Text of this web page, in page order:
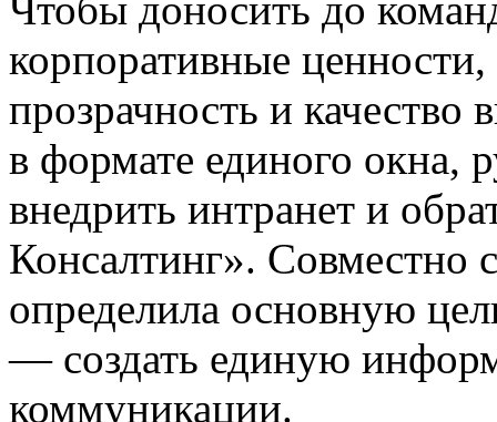
корпоративные
прозрачность и качество
в формате единого окна,
внедрить интранет и
Консалтинг». Совместно
определила основную
— создать единую
коммуникации.